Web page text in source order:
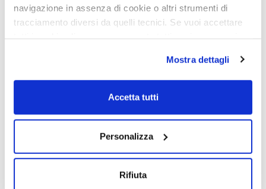
navigazione in assenza di cookie o altri strumenti di
tracciamento diversi da quelli tecnici. Se vuoi accettare
su acconsento selezionati. Se vuoi saperne di più clicca
qui. Cliccando sul tasto "Acconsento" permetti l'utilizzo
Mostra dettagli
Accetta tutti
Personalizza
Rifiuta
Sérigraphie Matic ; Suspension
composite***
ou Pack Série 800 Nevis
Tableau de bord numérique ;
Climatisation automatique ;
Chargeur sans fil pour
smartphone ; Feux FULL LED sur
PACK EXTRA SAFETY –